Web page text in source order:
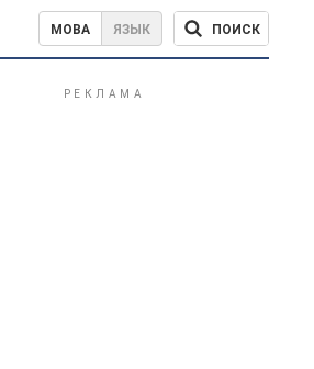
МОВА ЯЗЫК ПОИСК